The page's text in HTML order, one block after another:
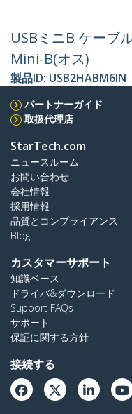
USBミニB ケーブ
Mini-B(オス)
製品ID: USB2HABM6IN
パートナーガイド
取扱代理店
StarTech.com
ニュースルーム
お問い合わせ
会社情報
採用情報
品質とコンプライアンス
Blog
カスタマーサポート
知識ベース
ドライバ&ダウンロード
Support FAQs
サポート
保証に関する方針
接続する